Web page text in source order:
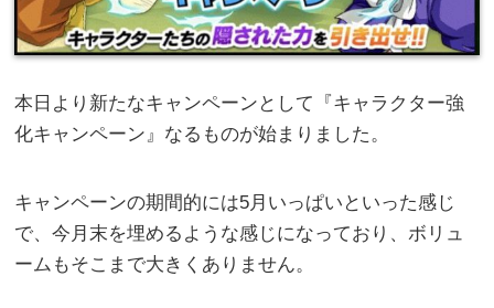
本日より新たなキャンペーンとして『キャラクター強
化キャンペーン』なるものが始まりました。
キャンペーンの期間的には5月いっぱいといった感じ
で、今月末を埋めるような感じになっており、ボリュ
ームもそこまで大きくありません。